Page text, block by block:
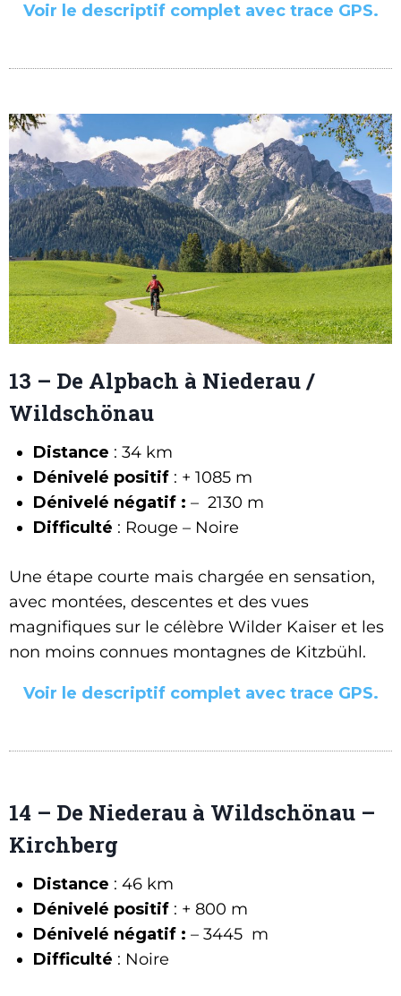
Voir le descriptif complet avec trace GPS.
13 – De Alpbach à Niederau /
Wildschönau
Distance : 34 km
Dénivelé positif : + 1085 m
Dénivelé négatif : – 2130 m
Difficulté : Rouge – Noire
Une étape courte mais chargée en sensation,
avec montées, descentes et des vues
magnifiques sur le célèbre Wilder Kaiser et les
non moins connues montagnes de Kitzbühl.
Voir le descriptif complet avec trace GPS.
14 – De Niederau à Wildschönau –
Kirchberg
Distance : 46 km
Dénivelé positif : + 800 m
Dénivelé négatif : – 3445 m
Difficulté : Noire